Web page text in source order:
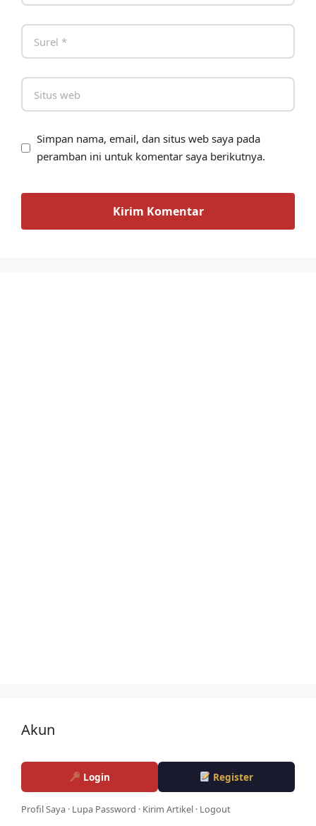
Simpan nama, email, dan situs web saya pada
peramban ini untuk komentar saya berikutnya.
Akun
Login Register
Profil Saya · Lupa Password · Kirim Artikel · Logout